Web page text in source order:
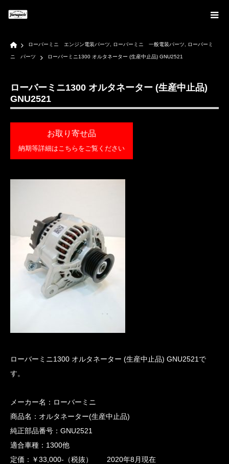
Home
ローバーミニ エンジン電装パーツ ローバーミニ 一般電装パーツ ローバーミ
ニ パーツ ローバーミニ1300 オルタネーター (生産中止品) GNU2521
ローバーミニ1300 オルタネーター (生産中止品)
GNU2521
お取り寄せ品
納期等詳細はこちらをご覧ください
ローバーミニ1300 オルタネーター (生産中止品) GNU2521で
す。
メーカー名：ローバーミニ
商品名：オルタネーター(生産中止品)
純正部品番号：GNU2521
適合車種：1300他
定価：￥33,000-（税抜） 2020年8月現在